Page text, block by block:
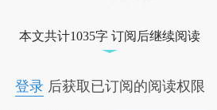
本文共计1035字 订阅后继续阅读
登录后获取已订阅的阅读权限